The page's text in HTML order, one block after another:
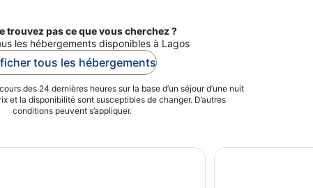
trouvez pas ce que vous cherchez ?
les hébergements disponibles à Lagos
tous les hébergements
des 24 dernières heures sur la base d’un séjour d’une nuit
et la disponibilité sont susceptibles de changer. D’autres
conditions peuvent s’appliquer.
de LekkiCentre Canopy Walk et Nature Adventure
Visite de la plage